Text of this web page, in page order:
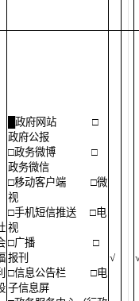
█政府网站
□
政府公报
□政务微博
□
政务微信
□移动客户端
□微
视
□手机短信推送
□电
视
□广播
□
报刊
□信息公告栏
□电
子信息屏
√